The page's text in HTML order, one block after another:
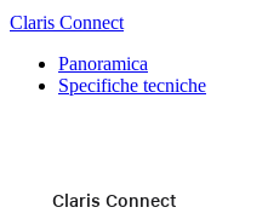
Claris Connect
Panoramica
Specifiche tecniche
Claris Connect